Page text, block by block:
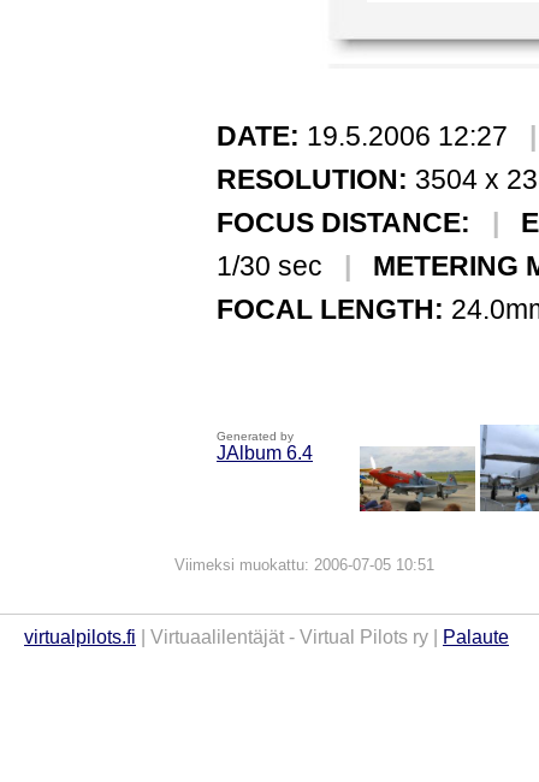
DATE: 19.5.2006 12:27
RESOLUTION: 3504 x
FOCUS DISTANCE:
|
1/30 sec
|
METERING
FOCAL LENGTH:
Generated by
JAlbum 6.4
Viimeksi muokattu: 2006-07-05 10:51
virtualpilots.fi | Virtuaalilentäjät - Virtual Pilots ry | Palaute